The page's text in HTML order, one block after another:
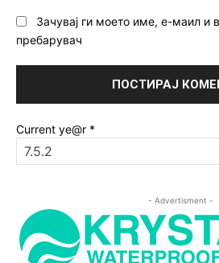
Зачувај ги моето име, е-маил и
пребарувач
Current ye@r *
- Advertisment -